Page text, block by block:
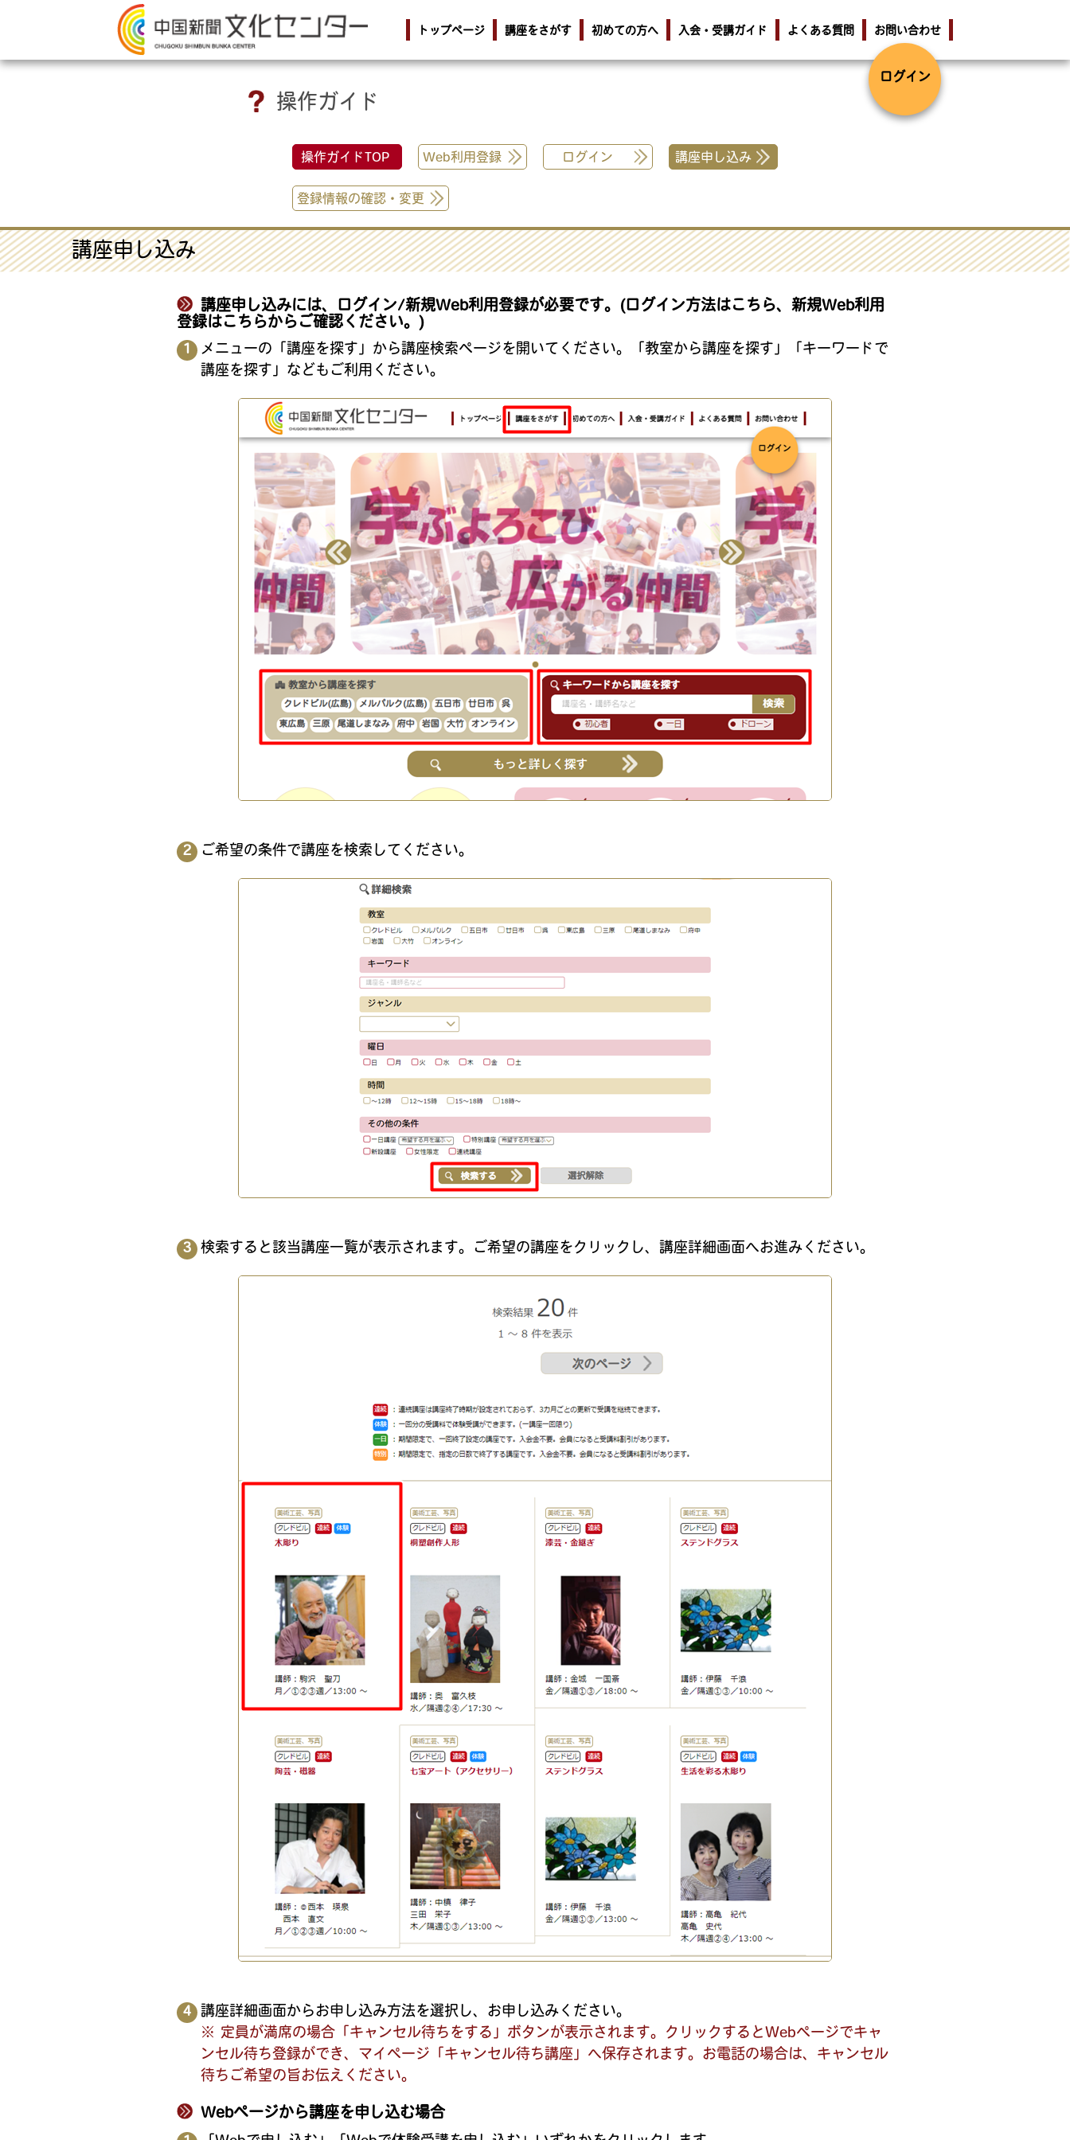
トップページ 講座をさがす 初めての方へ 入会・受講ガイド よくある質問 お問い合わせ
ログイン
操作ガイド
操作ガイドTOP Web利用登録 ログイン 講座申し込み
登録情報の確認・変更
講座申し込み
講座申し込みには、ログイン/新規Web利用登録が必要です。(ログイン方法はこちら、新規Web利用
登録はこちらからご確認ください。)
メニューの「講座を探す」から講座検索ページを開いてください。「教室から講座を探す」「キーワードで
講座を探す」などもご利用ください。
ご希望の条件で講座を検索してください。
検索すると該当講座一覧が表示されます。ご希望の講座をクリックし、講座詳細画面へお進みください。
講座詳細画面からお申し込み方法を選択し、お申し込みください。
※ 定員が満席の場合「キャンセル待ちをする」ボタンが表示されます。クリックするとWebページでキャ
ンセル待ち登録ができ、マイページ「キャンセル待ち講座」へ保存されます。お電話の場合は、キャンセル
待ちご希望の旨お伝えください。
Webページから講座を申し込む場合